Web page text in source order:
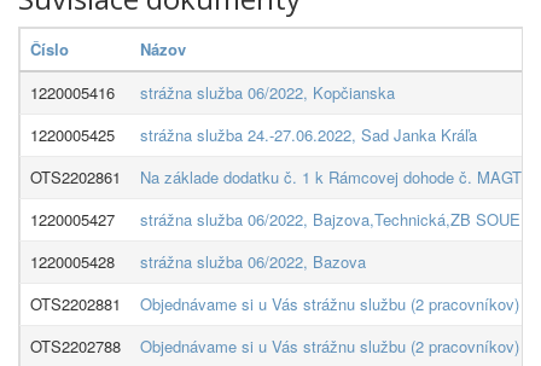
Číslo
Názov
1220005416
strážna služba 06/2022, Kopčianska
1220005425
strážna služba 24.-27.06.2022, Sad Janka Kráľa
OTS2202861
Na základe dodatku č. 1 k Rámcovej dohode č.
1220005427
strážna služba 06/2022, Bajzova,Technická,ZB SOUE
1220005428
strážna služba 06/2022, Bazova
OTS2202881
Objednávame si u Vás strážnu službu (2 pracovníkov)
OTS2202788
Objednávame si u Vás strážnu službu (2 pracovníkov)